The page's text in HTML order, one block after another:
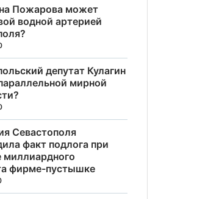
Пожарова может
водной артерией
депутат Кулагин
мирной
Севастополя
факт подлога при
миллиардного
фирме-пустышке